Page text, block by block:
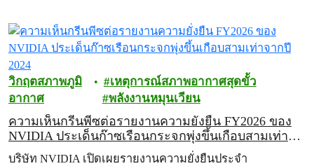
วิกฤตสภาพภูมิ
อากาศ
เหตุการณ์สภาพอากาศสุดขั้ว
พลังงานหมุนเวียน
ความเห็นกรีนพีซต่อรายงานความยั่งยืน FY2026 ของ
NVIDIA ประเด็นก๊าซเรือนกระจกพุ่งขึ้นเกือบสามเท่า
จากปี 2024
บริษัท NVIDIA เปิดเผยรายงานความยั่งยืนประจำ